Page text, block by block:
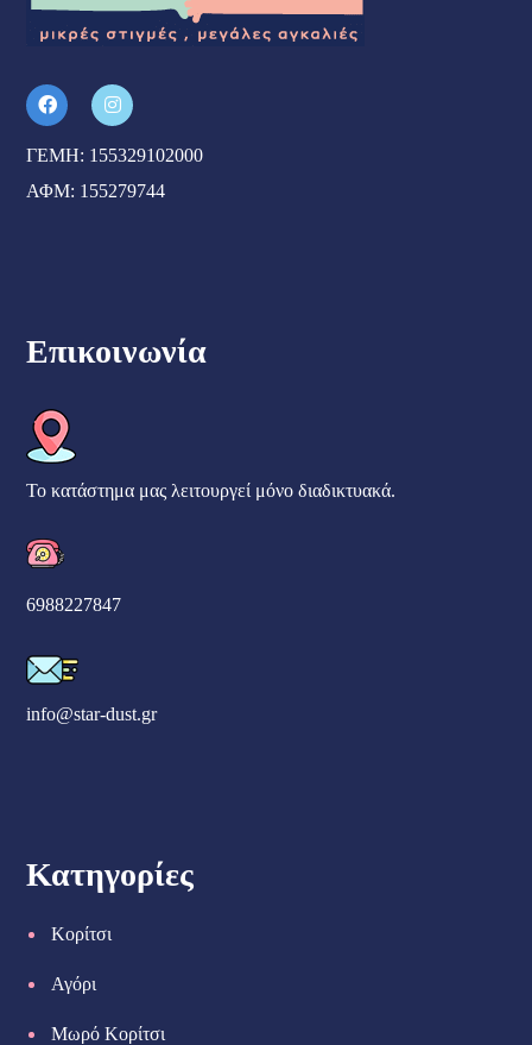
ΓΕΜΗ: 155329102000
ΑΦΜ: 155279744
Επικοινωνία
Το κατάστημα μας λειτουργεί μόνο διαδικτυακά.
6988227847
info@star-dust.gr
Κατηγορίες
Κορίτσι
Αγόρι
Μωρό Κορίτσι